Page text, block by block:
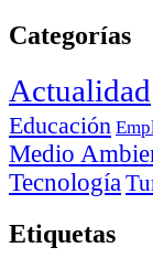
Categorías
Actualidad
Educación
Medio
Tecnología
Etiquetas